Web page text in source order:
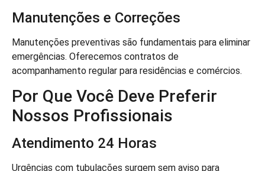
Manutenções e Correções
Manutenções preventivas são fundamentais para eliminar
emergências. Oferecemos contratos de
acompanhamento regular para residências e comércios.
Por Que Você Deve Preferir
Nossos Profissionais
Atendimento 24 Horas
Urgências com tubulações surgem sem aviso para